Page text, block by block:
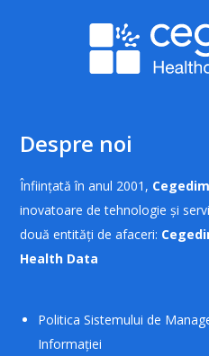
Despre noi
Înființată în anul 2001,
inovatoare de tehnologie și
două entități de afaceri:
Health Data
Politica Sistemului de
Informației